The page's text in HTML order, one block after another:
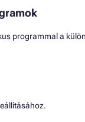
programmal a